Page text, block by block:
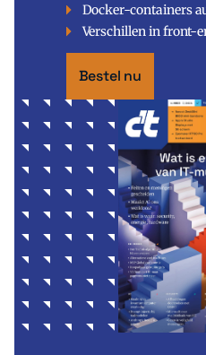
Docker-containers
Verschillen in front-
Bestel nu